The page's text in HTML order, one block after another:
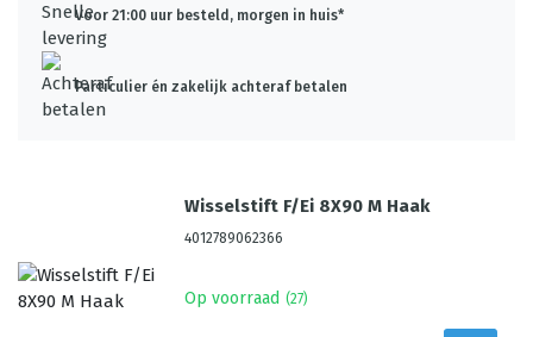
Voor 21:00 uur besteld, morgen in huis*
Particulier én zakelijk achteraf betalen
Wisselstift F/Ei 8X90 M Haak
4012789062366
Op voorraad (27)